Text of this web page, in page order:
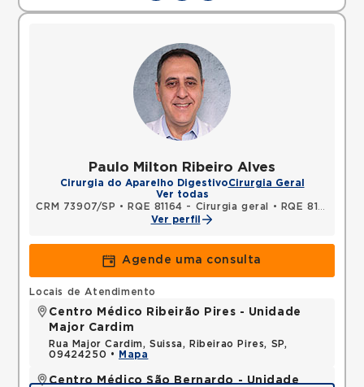
Paulo Milton Ribeiro Alves
Cirurgia do Aparelho DigestivoCirurgia Geral
Ver todas
CRM 73907/SP • RQE 81164 - Cirurgia geral •
RQE 81914 - Cancerologia
Ver perfil
Agende uma consulta
Locais de Atendimento
Centro Médico Ribeirão Pires - Unidade
Major Cardim
Rua Major Cardim, Suissa, Ribeirao Pires, SP,
09424250 •
Mapa
Centro Médico São Bernardo - Unidade